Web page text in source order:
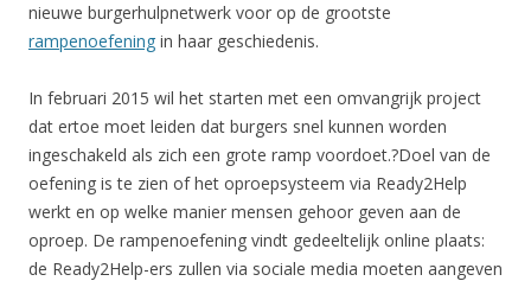
nieuwe burgerhulpnetwerk voor op de grootste
rampenoefening in haar geschiedenis.
In februari 2015 wil het starten met een omvangrijk project
dat ertoe moet leiden dat burgers snel kunnen worden
ingeschakeld als zich een grote ramp voordoet.?Doel van de
oefening is te zien of het oproepsysteem via Ready2Help
werkt en op welke manier mensen gehoor geven aan de
oproep. De rampenoefening vindt gedeeltelijk online plaats:
de Ready2Help-ers zullen via sociale media moeten aangeven